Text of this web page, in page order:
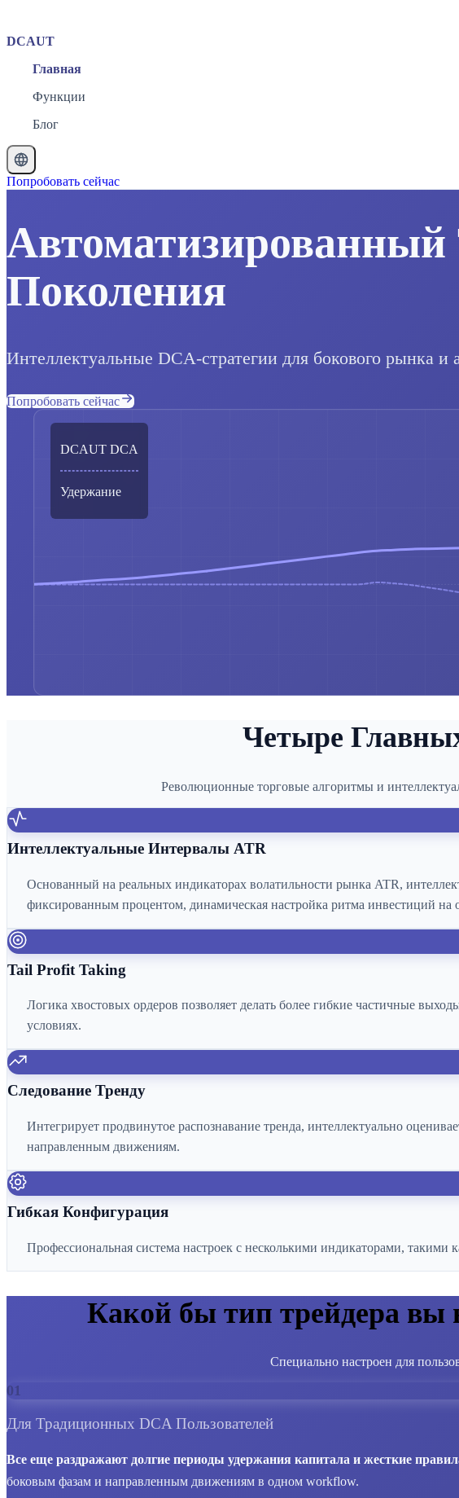
DCAUT
Главная
Функции
Блог
Попробовать сейчас
Поколения
Интеллектуальные DCA-стратегии для бокового рынка
Попробовать сейчас
DCAUT DCA
Удержание
Четыре
Революционные торговые алгоритмы и
Интеллектуальные Интервалы ATR
Основанный на реальных индикаторах волатильности рынка ATR,
фиксированным процентом, динамическая настройка ритма инвестиций на
Tail Profit Taking
Логика хвостовых ордеров позволяет делать более гибкие частичные
условиях.
Следование Тренду
Интегрирует продвинутое распознавание тренда, интеллектуально
направленным движениям.
Гибкая Конфигурация
Профессиональная система настроек с несколькими индикаторами,
Какой бы тип трейдера
Специально настроен для
01
Для Традиционных DCA Пользователей
Все еще раздражают долгие периоды удержания капитала и жесткие
боковым фазам и направленным движениям в одном workflow.